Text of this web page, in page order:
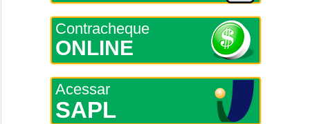
Contracheque
ONLINE
Acessar
SAPL